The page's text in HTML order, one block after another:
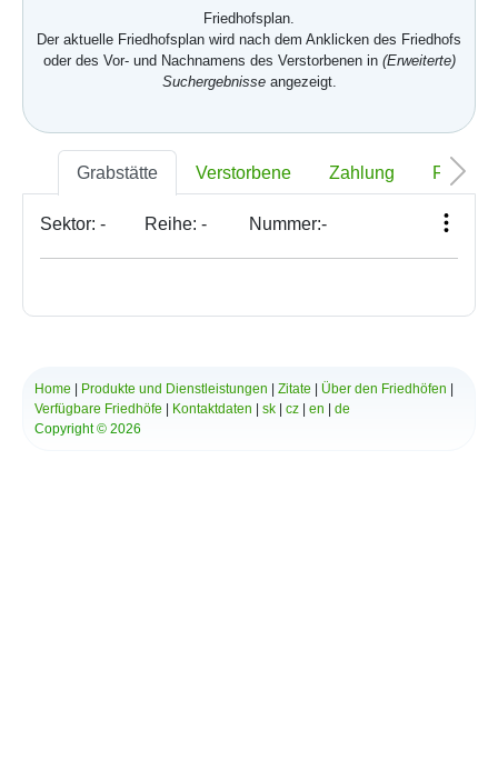
Bratislava - Vrakuňa
Bratislava - Záhorská Bystrica
Brekov
Budmerice
Bukovec okr. Košice
Bukovec okr. Myjava
Buzica
Bystrička
Červený Hrádok
Červený Kláštor
Chlebnice
Friedhofsplan.
Der aktuelle Friedhofsplan wird nach dem Anklicken des Friedhofs
oder des Vor- und Nachnamens des Verstorbenen in (Erweiterte)
Suchergebnisseangezeigt.
Grabstätte Verstorbene Zahlung Foto
Sektor: - Reihe: - Nummer:-
Home Produkte und Dienstleistungen Zitate Über den Friedhöfen
Verfügbare Friedhöfe
Kontaktdaten sk cz en
de
Copyright © 2026